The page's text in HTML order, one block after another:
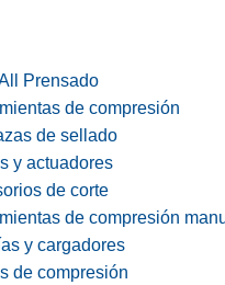
Prensado
de compresión
de sellado
y actuadores
de corte
de compresión
y cargadores
de compresión